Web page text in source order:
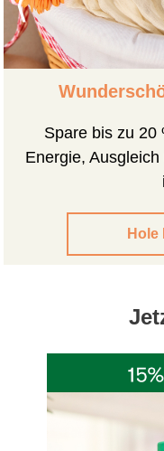
Spare bis zu 20
Energie,
Hole
Previous